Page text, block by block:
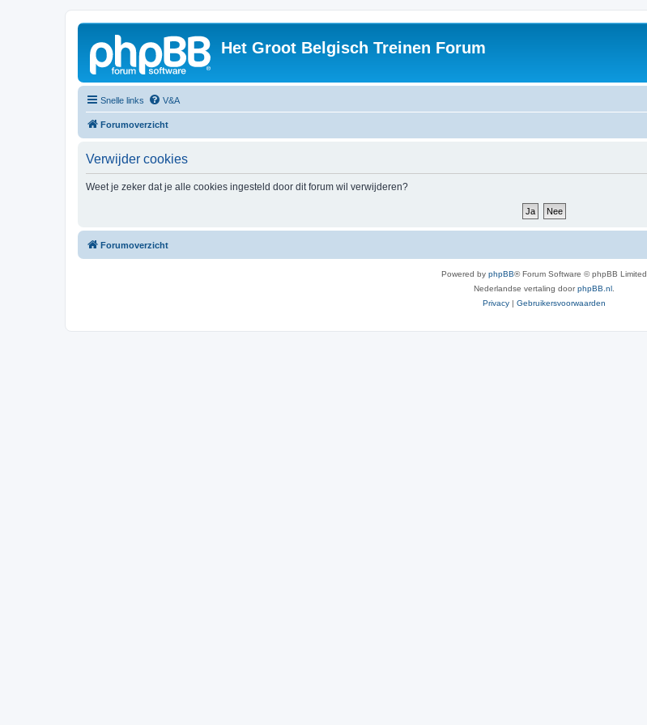
Het Groot Belgisch Treinen Forum
Snelle links V&A
Forumoverzicht
Verwijder cookies
Weet je zeker dat je alle cookies ingesteld door dit forum wil verwijderen?
Forumoverzicht
Powered by phpBB® Forum Software © phpBB Limited
Nederlandse vertaling doorphpBB.nl
Privacy | Gebruikersvoorwaarden